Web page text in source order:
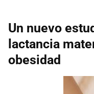
Un nuevo
lactancia
obesidad